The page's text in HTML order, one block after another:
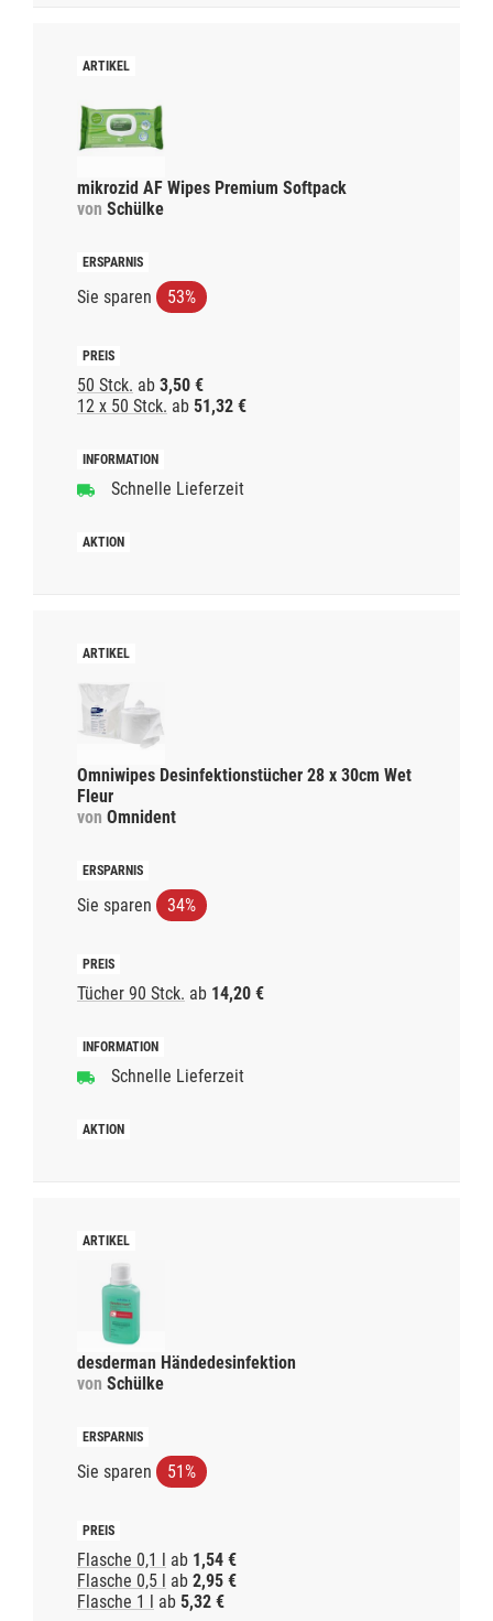
mikrozid AF Wipes Premium Softpack
von Schülke
Sie sparen 53%
50 Stck. ab 3,50 €
12 x 50 Stck. ab 51,32 €
Schnelle Lieferzeit
Omniwipes Desinfektionstücher 28 x 30cm Wet
Fleur
von Omnident
Sie sparen 34%
Tücher 90 Stck. ab 14,20 €
Schnelle Lieferzeit
desderman Händedesinfektion
von Schülke
Sie sparen 51%
Flasche 0,1 l ab 1,54 €
Flasche 0,5 l ab 2,95 €
Flasche 1 l ab 5,32 €